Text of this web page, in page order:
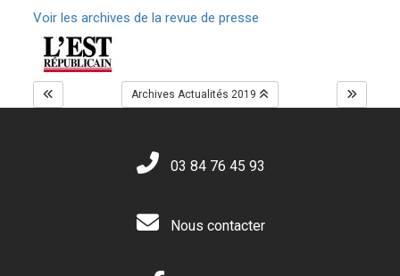
Voir les archives de la revue de presse
Archives Actualités 2019
03 84 76 45 93
Nous contacter